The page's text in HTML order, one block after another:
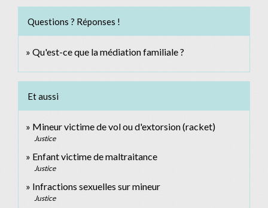
Questions ? Réponses !
Qu'est-ce que la médiation familiale ?
Et aussi
Mineur victime de vol ou d'extorsion (racket)
Justice
Enfant victime de maltraitance
Justice
Infractions sexuelles sur mineur
Justice